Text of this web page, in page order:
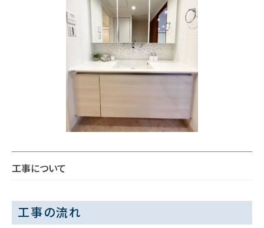
工事について
工事の流れ